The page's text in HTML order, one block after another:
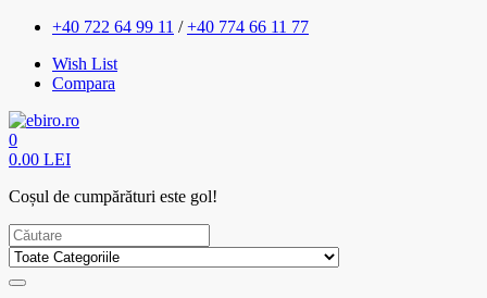
+40 722 64 99 11 /+40 774 66 11 77
Wish List
Compara
0
0.00 LEI
Coșul de cumpărături este gol!